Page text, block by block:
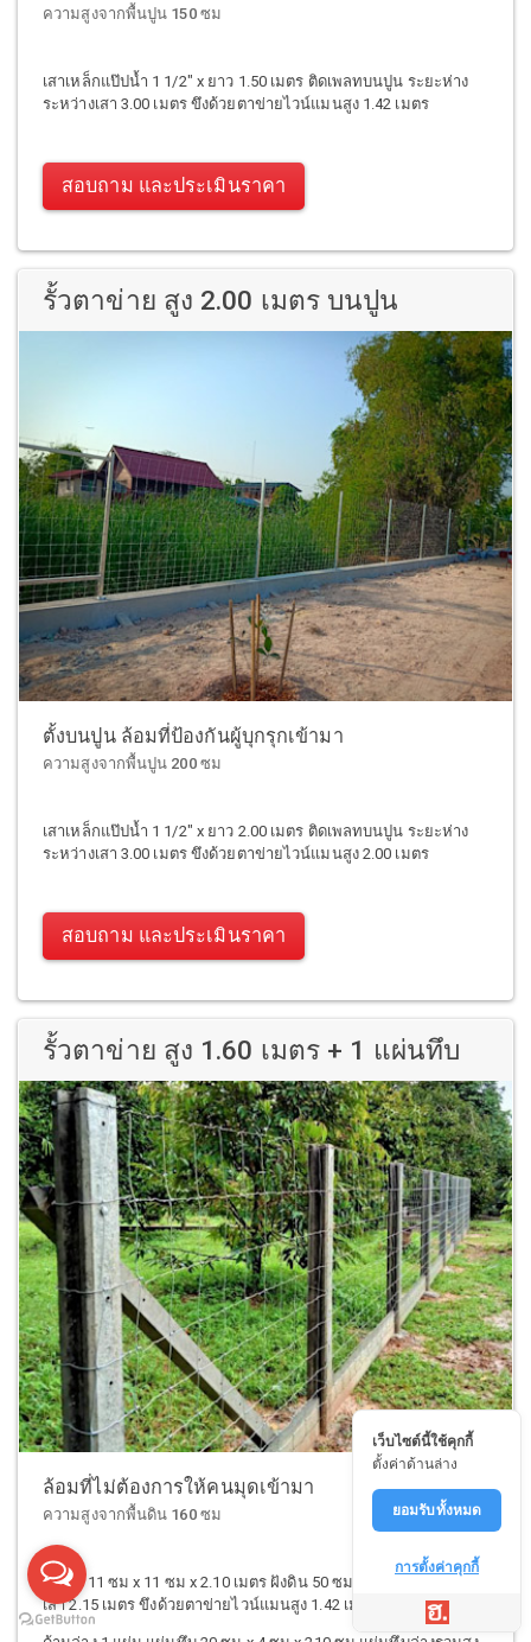
ความสูงจากพื้นปูน 150 ซม
เสาเหล็กแป๊ปน้ำ 1 1/2" x ยาว 1.50 เมตร ติดเพลทบนปูน ระยะห่าง
ระหว่างเสา 3.00 เมตร ขึงด้วยตาข่ายไวน์แมนสูง 1.42 เมตร
สอบถาม และประเมินราคา
รั้วตาข่าย สูง 2.00 เมตร บนปูน
ตั้งบนปูน ล้อมที่ป้องกันผู้บุกรุกเข้ามา
ความสูงจากพื้นปูน 200 ซม
เสาเหล็กแป๊ปน้ำ 1 1/2" x ยาว 2.00 เมตร ติดเพลทบนปูน ระยะห่าง
ระหว่างเสา 3.00 เมตร ขึงด้วยตาข่ายไวน์แมนสูง 2.00 เมตร
สอบถาม และประเมินราคา
รั้วตาข่าย สูง 1.60 เมตร + 1 แผ่นทึบ
ล้อมที่ไม่ต้องการให้คนมุดเข้ามา
ความสูงจากพื้นดิน 160 ซม
เสาไอ 11 ซม x 11 ซม x 2.10 เมตร ฝังดิน 50 ซม. ระยะห่างระหว่าง
เสา 2.15 เมตร ขึงด้วยตาข่ายไวน์แมนสูง 1.42 เมตร
เว็บไซต์นี้ใช้คุกกี้
ตั้งค่าด้านล่าง
ยอมรับทั้งหมด
การตั้งค่าคุกกี้